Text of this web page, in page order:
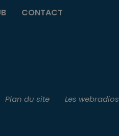
CONTACT
Plan du site Les webradios